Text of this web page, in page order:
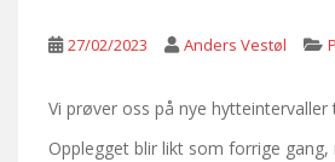
27/02/2023 Anders Vestøl
Vi prøver oss på nye hytteintervaller
Opplegget blir likt som forrige